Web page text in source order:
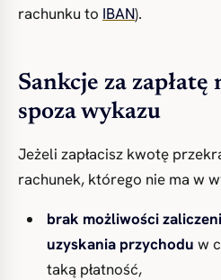
rachunku to IBAN).
Sankcje za
spoza wykazu
Jeżeli zapłacisz kwotę
rachunek, którego nie ma w
brak możliwości
uzyskania przychodu w
taką płatność,